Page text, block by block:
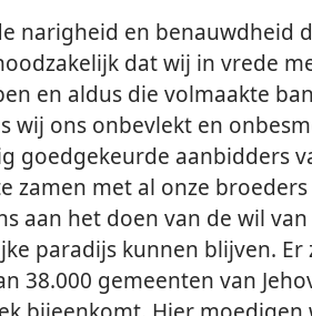
narigheid en benauwdheid
dat wij in vrede
en aldus die volmaakte
wij ons onbevlekt en
goedgekeurde aanbidders
zamen met al onze
aan het doen van de wil
paradijs kunnen blijven.
38.000 gemeenten van